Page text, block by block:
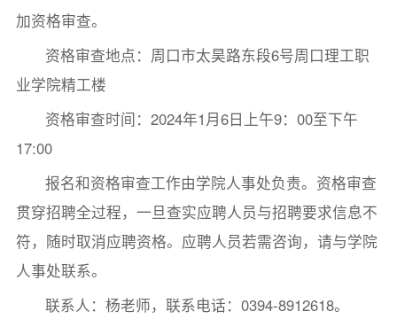
加资格审查。
资格审查地点：周口市太昊路东段6号周口理工职
业学院精工楼
资格审查时间：2024年1月6日上午9：00至下午
17:00
报名和资格审查工作由学院人事处负责。资格审查
贯穿招聘全过程，一旦查实应聘人员与招聘要求信息不
符，随时取消应聘资格。应聘人员若需咨询，请与学院
人事处联系。
联系人：杨老师，联系电话：0394-8912618。